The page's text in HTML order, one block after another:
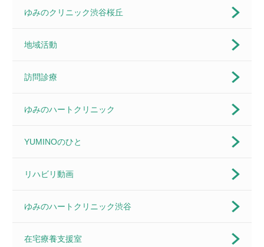
ゆみのクリニック渋谷桜丘
地域活動
訪問診療
ゆみのハートクリニック
YUMINOのひと
リハビリ動画
ゆみのハートクリニック渋谷
在宅療養支援室